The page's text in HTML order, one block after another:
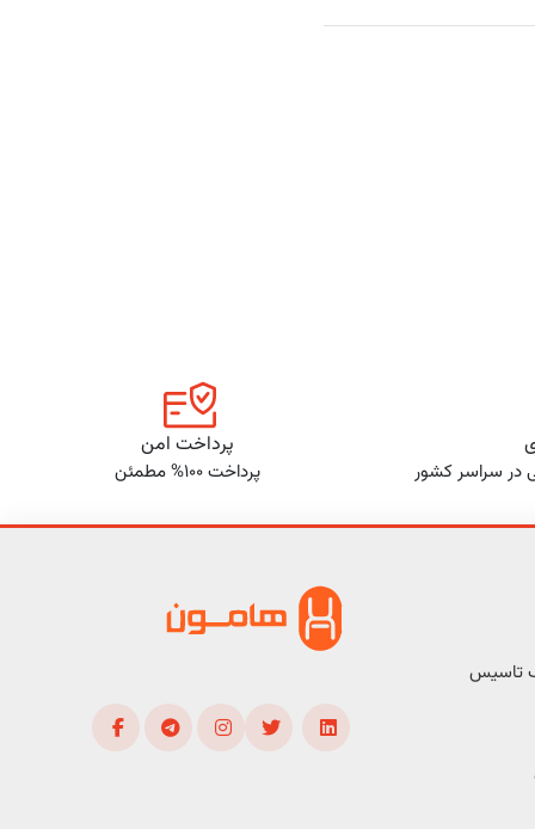
در سراسر کشور
پرداخت امن
پرداخت 100% مطمئن
تاسیس